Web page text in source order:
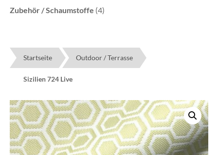
Startseite Outdoor / Terrasse
Sizilien 724 Live
Zubehör / Schaumstoffe (4)